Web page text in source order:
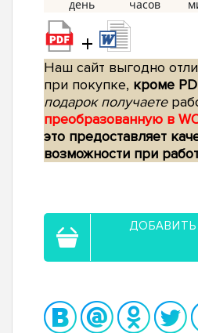
+
Наш сайт выгодно
при покупке, кроме
подарок получаете
преобразованную в
это предоставляет
возможности при